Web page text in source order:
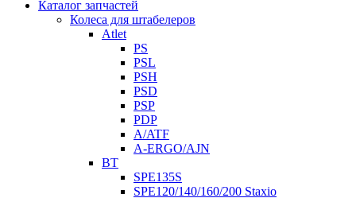
Каталог запчастей
Колеса для штабелеров
Atlet
PS
PSL
PSH
PSD
PSP
PDP
A/ATF
A-ERGO/AJN
BT
SPE135S
SPE120/140/160/200 Staxio